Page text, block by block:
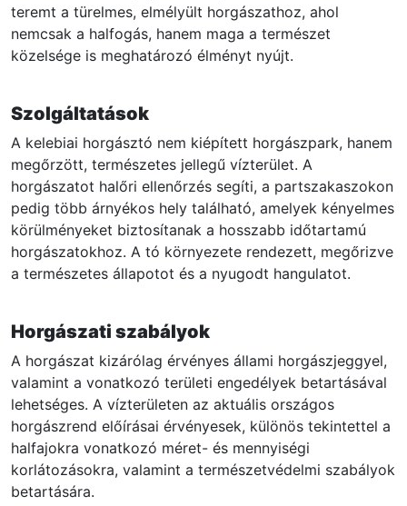
teremt a türelmes, elmélyült horgászathoz, ahol
nemcsak a halfogás, hanem maga a természet
közelsége is meghatározó élményt nyújt.
Szolgáltatások
A kelebiai horgásztó nem kiépített horgászpark, hanem
megőrzött, természetes jellegű vízterület. A
horgászatot halőri ellenőrzés segíti, a partszakaszokon
pedig több árnyékos hely található, amelyek kényelmes
körülményeket biztosítanak a hosszabb időtartamú
horgászatokhoz. A tó környezete rendezett, megőrizve
a természetes állapotot és a nyugodt hangulatot.
Horgászati szabályok
A horgászat kizárólag érvényes állami horgászjeggyel,
valamint a vonatkozó területi engedélyek betartásával
lehetséges. A vízterületen az aktuális országos
horgászrend előírásai érvényesek, különös tekintettel a
halfajokra vonatkozó méret- és mennyiségi
korlátozásokra, valamint a természetvédelmi szabályok
betartására.